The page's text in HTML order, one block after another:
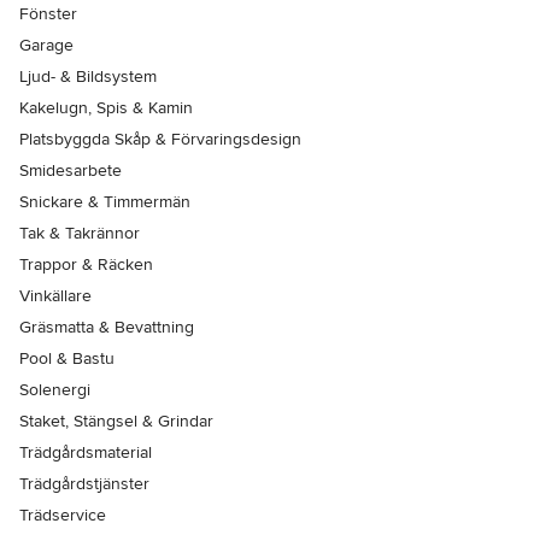
Fönster
Garage
Ljud- & Bildsystem
Kakelugn, Spis & Kamin
Platsbyggda Skåp & Förvaringsdesign
Smidesarbete
Snickare & Timmermän
Tak & Takrännor
Trappor & Räcken
Vinkällare
Gräsmatta & Bevattning
Pool & Bastu
Solenergi
Staket, Stängsel & Grindar
Trädgårdsmaterial
Trädgårdstjänster
Trädservice